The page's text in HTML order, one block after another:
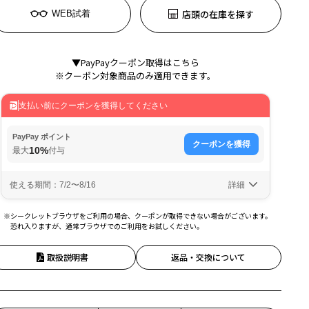
WEB試着 店頭の在庫を探す
▼PayPayクーポン取得はこちら
※クーポン対象商品のみ適用できます。
※シークレットブラウザをご利用の場合、クーポンが取得できない場合がございます。
恐れ入りますが、通常ブラウザでのご利用をお試しください。
取扱説明書 返品・交換について